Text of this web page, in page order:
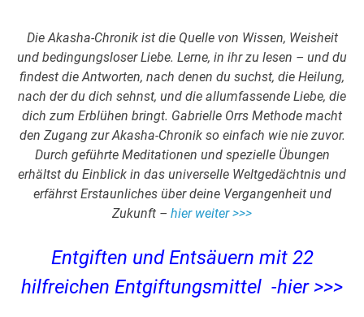
Die Akasha-Chronik ist die Quelle von Wissen, Weisheit
und bedingungsloser Liebe. Lerne, in ihr zu lesen – und du
findest die Antworten, nach denen du suchst, die Heilung,
nach der du dich sehnst, und die allumfassende Liebe, die
dich zum Erblühen bringt. Gabrielle Orrs Methode macht
den Zugang zur Akasha-Chronik so einfach wie nie zuvor.
Durch geführte Meditationen und spezielle Übungen
erhältst du Einblick in das universelle Weltgedächtnis und
erfährst Erstaunliches über deine Vergangenheit und
Zukunft – hier weiter >>>
Entgiften und Entsäuern mit 22
hilfreichen Entgiftungsmittel -hier >>>